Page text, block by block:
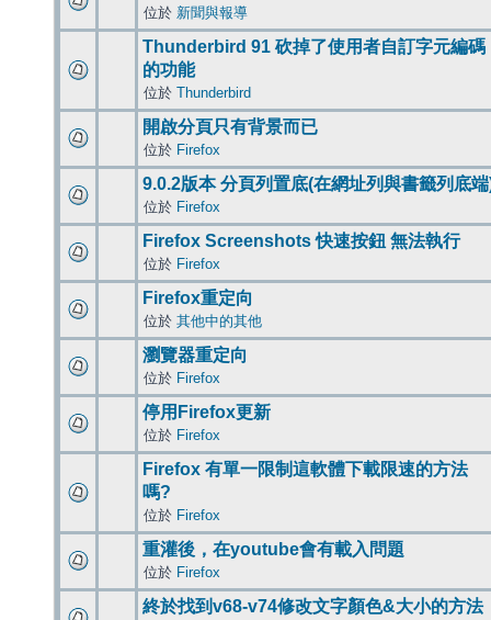
位於 新聞與報導
Thunderbird 91 砍掉了使用者自訂字元編碼
的功能
位於 Thunderbird
開啟分頁只有背景而已
位於 Firefox
9.0.2版本 分頁列置底(在網址列與書籤列底
位於 Firefox
Firefox Screenshots 快速按鈕 無法執行
位於 Firefox
Firefox重定向
位於 其他中的其他
瀏覽器重定向
位於 Firefox
停用Firefox更新
位於 Firefox
Firefox 有單一限制這軟體下載限速的方法
嗎?
位於 Firefox
重灌後，在youtube會有載入問題
位於 Firefox
終於找到v68-v74修改文字顏色&大小的方法